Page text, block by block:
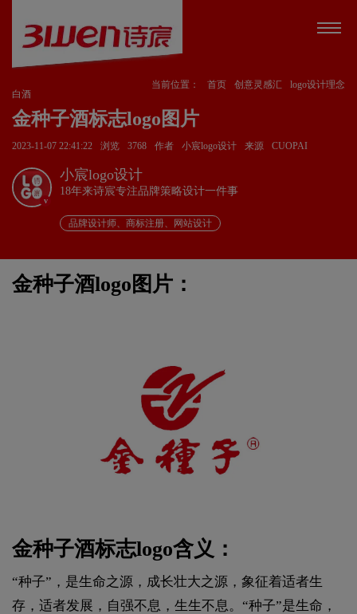
当前位置： 首页 创意灵感汇
logo设计理念
白酒
金种子酒标志logo图片
2023-11-07 22:41:22 浏览 3768 作者 小宸logo设计 来源 CUOPAI
v
小宸logo设计
18年来诗宸专注品牌策略设计一件事
品牌设计师、商标注册、网站设计
金种子酒logo图片：
金种子酒标志logo含义：
“种子”，是生命之源，成长壮大之源，象征着适者生
存，适者发展，自强不息，生生不息。“种子”是生命，